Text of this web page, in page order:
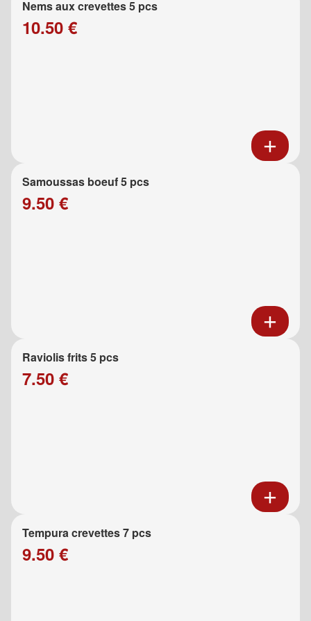
Nems aux crevettes 5 pcs
10.50 €
Samoussas boeuf 5 pcs
9.50 €
Raviolis frits 5 pcs
7.50 €
Tempura crevettes 7 pcs
9.50 €